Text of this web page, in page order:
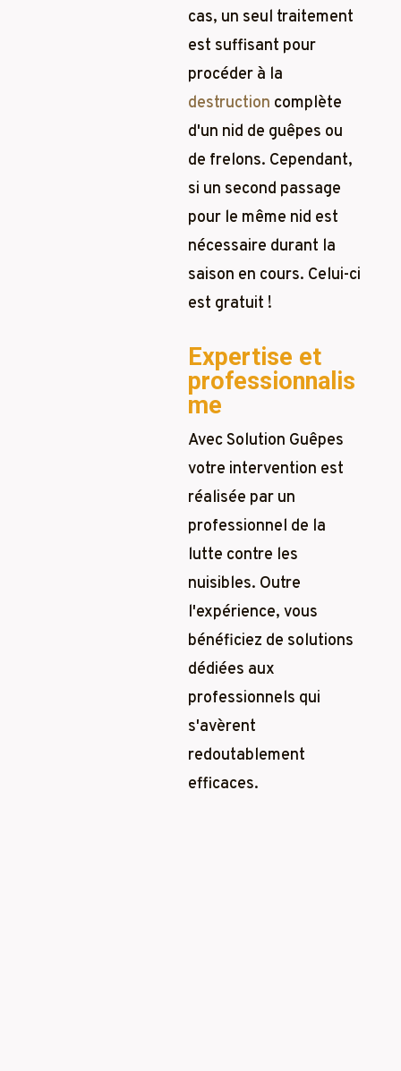
cas, un seul traitement
est suffisant pour
procéder à la
destruction complète
d'un nid de guêpes ou
de frelons. Cependant,
si un second passage
pour le même nid est
nécessaire durant la
saison en cours. Celui-ci
est gratuit !
Expertise et
professionnalis
me
Avec Solution Guêpes
votre intervention est
réalisée par un
professionnel de la
lutte contre les
nuisibles. Outre
l'expérience, vous
bénéficiez de solutions
dédiées aux
professionnels qui
s'avèrent
redoutablement
efficaces.